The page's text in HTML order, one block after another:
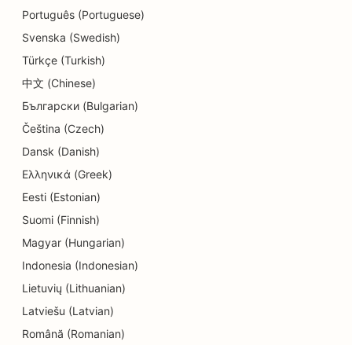
SEO za trgovine s krofki
SEO za restavracije
SEO za kemične čistilnice
SEO za storitve izobraževanja in otroškega
varstva
SEO za električarje
SEO za trgovine z elektroniko
SEO za endodontiste
SEO za inženirska podjetja
SEO za zabavo in rekreacijo
SEO za sobe pobega
Português (Portuguese)
Svenska (Swedish)
Türkçe (Turkish)
中文 (Chinese)
Български (Bulgarian)
Čeština (Czech)
Dansk (Danish)
Ελληνικά (Greek)
Eesti (Estonian)
Suomi (Finnish)
Magyar (Hungarian)
Indonesia (Indonesian)
Lietuvių (Lithuanian)
Latviešu (Latvian)
Română (Romanian)